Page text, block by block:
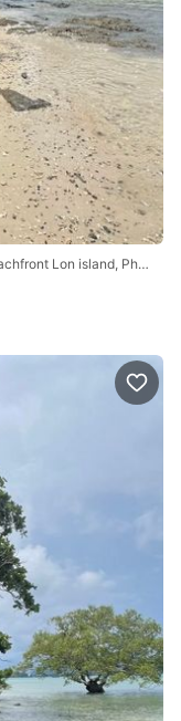
Vacant land for sale 35 Rai - prime location beachfront Lon island, Phuket